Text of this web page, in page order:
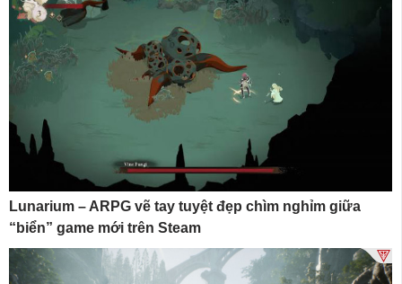
Lunarium – ARPG vẽ tay tuyệt đẹp chìm nghỉm giữa
“biển” game mới trên Steam